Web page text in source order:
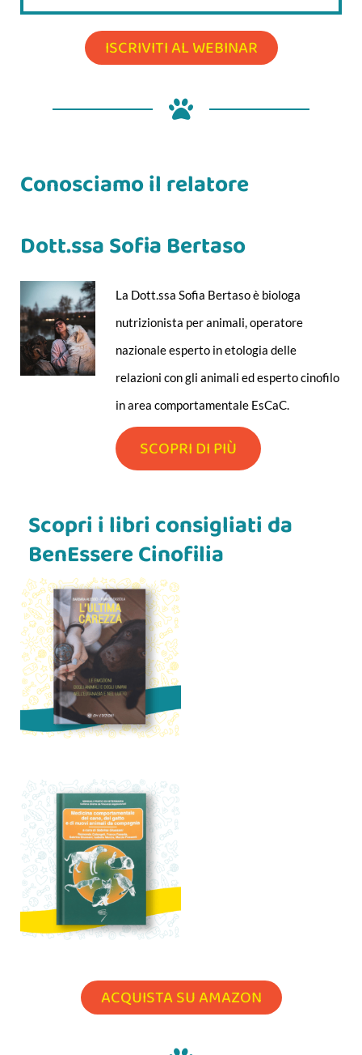
ISCRIVITI AL WEBINAR
Conosciamo il relatore
Dott.ssa Sofia Bertaso
La Dott.ssa Sofia Bertaso è biologa
nutrizionista per animali, operatore
nazionale esperto in etologia delle
relazioni con gli animali ed esperto cinofilo
in area comportamentale EsCaC.
SCOPRI DI PIÙ
Scopri i libri consigliati da
BenEssere Cinofilia
ACQUISTA SU AMAZON